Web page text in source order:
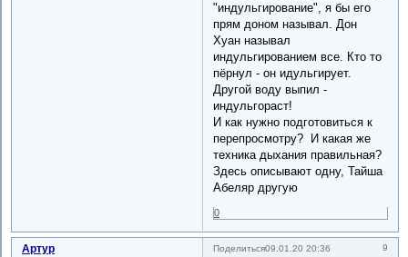
"индульгирование", я бы его
прям доном называл. Дон
Хуан называл
индульгированием все. Кто то
пёрнул - он идульгирует.
Другой воду выпил -
индульгораст!
И как нужно подготовиться к
перепросмотру? И какая же
техника дыхания правильная?
Здесь описывают одну, Тайша
Абеляр другую
0
Поделиться 9
09.01.20 20:36
Артур